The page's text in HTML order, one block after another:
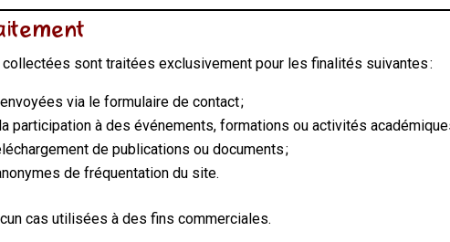
sont traitées exclusivement pour les finalités suivantes :
via le formulaire de contact ;
participation à des événements, formations ou activités
de publications ou documents ;
de fréquentation du site.
cas utilisées à des fins commerciales.